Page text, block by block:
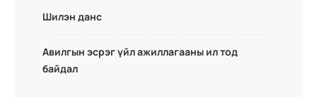
Шилэн данс
Авилгын эсрэг үйл ажиллагааны ил тод
байдал